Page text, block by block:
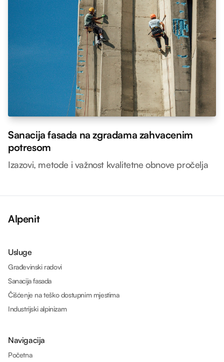
Sanacija fasada na zgradama zahvacenim
potresom
Izazovi, metode i važnost kvalitetne obnove pročelja
Alpenit
Usluge
Građevinski radovi
Sanacija fasada
Čišćenje na teško dostupnim mjestima
Industrijski alpinizam
Navigacija
Početna